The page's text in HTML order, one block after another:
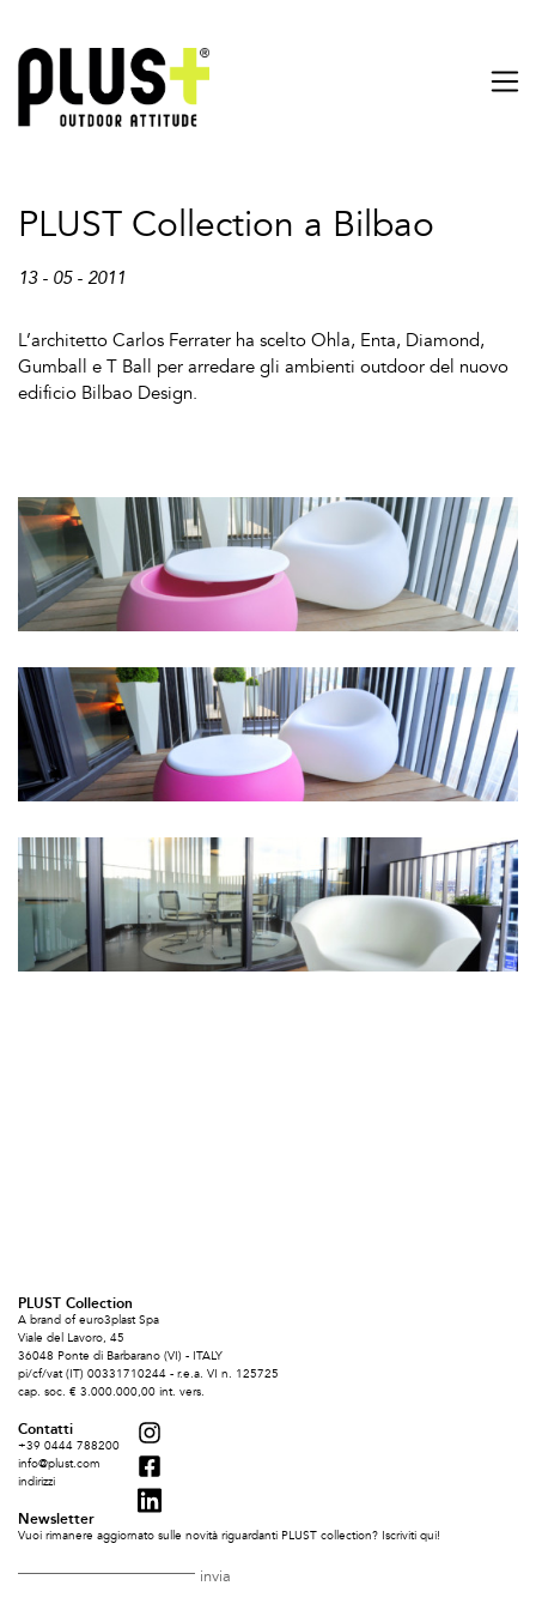
PLUST Collection a Bilbao
13 - 05 - 2011
L’architetto Carlos Ferrater ha scelto Ohla, Enta, Diamond,
Gumball e T Ball per arredare gli ambienti outdoor del nuovo
edificio Bilbao Design.
PLUST Collection
A brand of euro3plast Spa
Viale del Lavoro, 45
36048 Ponte di Barbarano (VI) - ITALY
pi/cf/vat (IT) 00331710244 - r.e.a. VI n. 125725
cap. soc. € 3.000.000,00 int. vers.
Contatti
+39 0444 788200
info@plust.com
indirizzi
Newsletter
Vuoi rimanere aggiornato sulle novità riguardanti PLUST collection? Iscriviti qui!